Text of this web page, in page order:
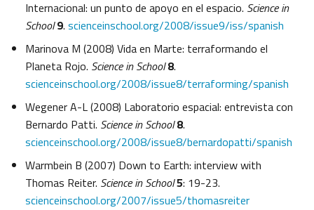
Internacional: un punto de apoyo en el espacio. Science in
School 9. scienceinschool.org/2008/issue9/iss/spanish
Marinova M (2008) Vida en Marte: terraformando el
Planeta Rojo. Science in School 8.
scienceinschool.org/2008/issue8/terraforming/spanish
Wegener A-L (2008) Laboratorio espacial: entrevista con
Bernardo Patti. Science in School 8.
scienceinschool.org/2008/issue8/bernardopatti/spanish
Warmbein B (2007) Down to Earth: interview with
Thomas Reiter. Science in School5: 19-23.
scienceinschool.org/2007/issue5/thomasreiter